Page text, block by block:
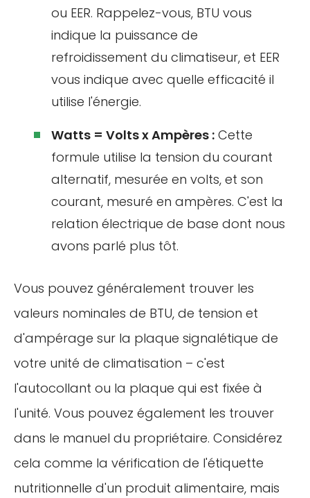
ou EER. Rappelez-vous, BTU vous
indique la puissance de
refroidissement du climatiseur, et EER
vous indique avec quelle efficacité il
utilise l'énergie.
Watts = Volts x Ampères : Cette
formule utilise la tension du courant
alternatif, mesurée en volts, et son
courant, mesuré en ampères. C'est la
relation électrique de base dont nous
avons parlé plus tôt.
Vous pouvez généralement trouver les
valeurs nominales de BTU, de tension et
d'ampérage sur la plaque signalétique de
votre unité de climatisation – c'est
l'autocollant ou la plaque qui est fixée à
l'unité. Vous pouvez également les trouver
dans le manuel du propriétaire. Considérez
cela comme la vérification de l'étiquette
nutritionnelle d'un produit alimentaire, mais